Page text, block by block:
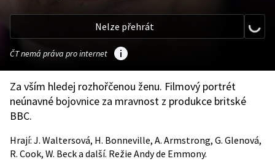
Nelze přehrát
ČT nemá práva pro internet
Za vším hledej rozhořčenou ženu. Filmový portrét
neúnavné bojovnice za mravnost z produkce britské
BBC.
Hrají: J. Waltersová, H. Bonneville, A. Armstrong, G. Glenová,
R. Cook, W. Beck a další. Režie Andy de Emmony.